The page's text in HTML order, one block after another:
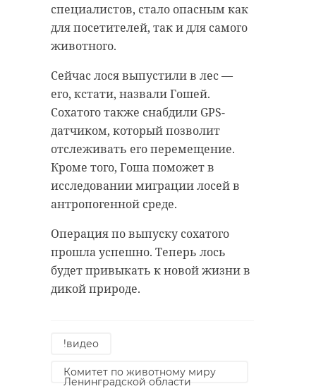
специалистов, стало опасным как
для посетителей, так и для самого
животного.
Сейчас лося выпустили в лес —
его, кстати, назвали Гошей.
Сохатого также снабдили GPS-
датчиком, который позволит
отслеживать его перемещение.
Кроме того, Гоша поможет в
исследовании миграции лосей в
антропогенной среде.
Операция по выпуску сохатого
прошла успешно. Теперь лось
будет привыкать к новой жизни в
дикой природе.
!видео
Комитет по животному миру
Ленинградской области